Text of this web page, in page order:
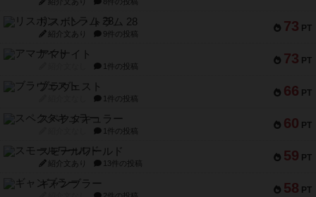
73 PT
リスボン・トラム 28
紹介文あり 9件の投稿
73 PT
アマナイト
1件の投稿
66 PT
ブラヴェスト
1件の投稿
60 PT
スペクタキュラー
1件の投稿
59 PT
スモールワールド
紹介文あり 13件の投稿
58 PT
ギャンブラー